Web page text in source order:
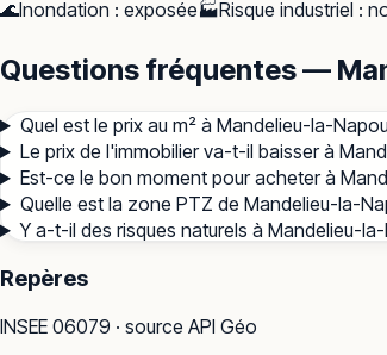
🌊Inondation : exposée🏭Risque industriel :
Questions fréquentes —
Quel est le prix au m² à Mandelieu-la-
Le prix de l'immobilier va-t-il baisser à
Est-ce le bon moment pour acheter à
Quelle est la zone PTZ de Mandelieu-la-
Y a-t-il des risques naturels à Mandelieu-
Repères
INSEE 06079 · source API Géo